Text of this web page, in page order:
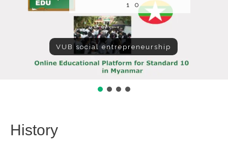
10
VUB social entrepreneurship
History